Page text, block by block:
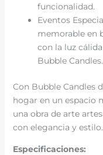
funcionalidad.
Eventos
memorable en
con la luz
Bubble Candles.
Con Bubble Candles
hogar en un espacio
una obra de arte
con elegancia y estilo.
Especificaciones: